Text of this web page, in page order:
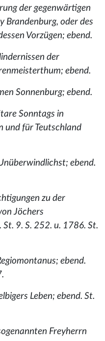
der gegenwärtigen
Brandenburg, oder des
Vorzügen; ebend.
der
ebend.
Sonnenburg; ebend.
Sonntags in
und für Teutschland
ebend.
zu der
Jöchers
9. S. 252. u. 1786. St.
ebend.
Leben; ebend. St.
Freyherrn